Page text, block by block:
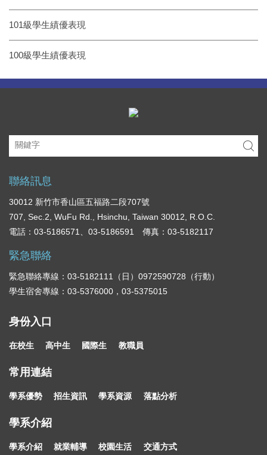
101級學生績優表現
100級學生績優表現
聯絡訊息
30012 新竹市香山區五福路二段707號
707, Sec.2, WuFu Rd., Hsinchu, Taiwan 30012, R.O.C.
電話：03-5186571、03-5186591 傳真：03-5182117
緊急聯絡
緊急聯絡專線：03-5182111（日）0972590728（行動）
學生宿舍專線：03-5376000，03-5375015
身份入口
在校生 高中生 國際生 教職員
常用連結
學系優勢 招生資訊 學系資源 落點分析
學系介紹
學系介紹 就業輔導 校園生活 交通方式